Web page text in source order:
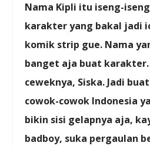
Nama Kipli itu iseng-
karakter yang bakal jadi
komik strip gue. Nama
banget aja buat
ceweknya, Siska. Jadi
cowok-cowok Indonesia
bikin sisi gelapnya aja,
badboy, suka pergaulan